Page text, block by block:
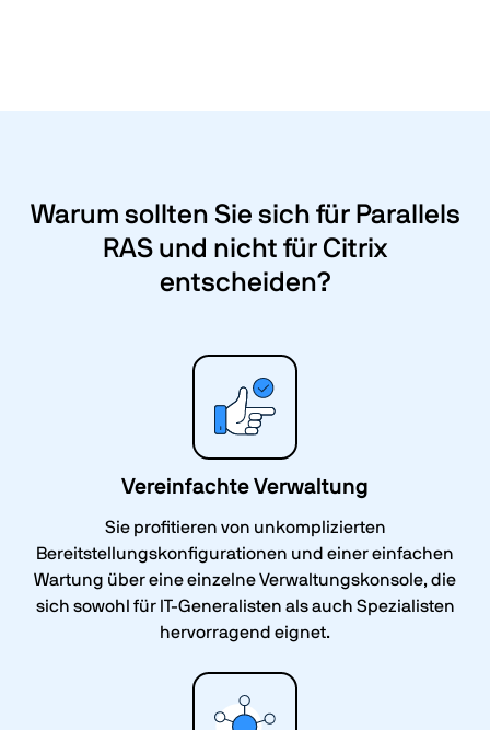
Warum sollten Sie sich für Parallels
RAS und nicht für Citrix
entscheiden?
Vereinfachte Verwaltung
Sie profitieren von unkomplizierten
Bereitstellungskonfigurationen und einer einfachen
Wartung über eine einzelne Verwaltungskonsole, die
sich sowohl für IT-Generalisten als auch Spezialisten
hervorragend eignet.